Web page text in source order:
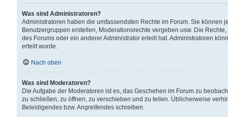
Was sind Administratoren?
Administratoren haben die umfassendsten Rechte im Forum. Sie können
Benutzergruppen erstellen, Moderationsrechte vergeben usw. Die
des Forums oder ein anderer Administrator erteilt hat. Administratoren
erteilt wurde.
Nach oben
Was sind Moderatoren?
Die Aufgabe der Moderatoren ist es, das Geschehen im Forum zu
zu schließen, zu öffnen, zu verschieben und zu teilen. Üblicherweise
Beleidigendes bzw. Angreifendes schreiben.